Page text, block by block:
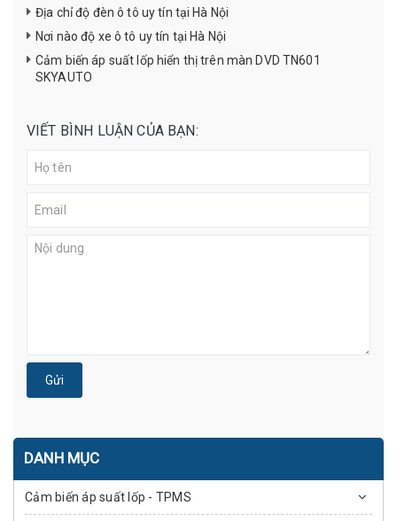
Địa chỉ độ đèn ô tô uy tín tại Hà Nội
Nơi nào độ xe ô tô uy tín tại Hà Nội
Cảm biến áp suất lốp hiển thị trên màn DVD TN601
SKYAUTO
VIẾT BÌNH LUẬN CỦA BẠN:
Gửi
DANH MỤC
Cảm biến áp suất lốp - TPMS